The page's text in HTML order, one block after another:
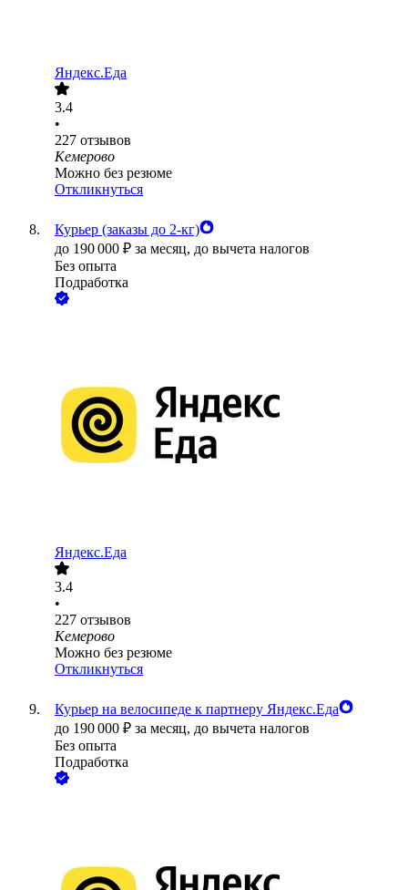
Яндекс.Еда
3.4
•
227 отзывов
Кемерово
Можно без резюме
Откликнуться
Курьер (заказы до 2-кг)
до 190 000 ₽ за месяц, до вычета налогов
Без опыта
Подработка
Яндекс.Еда
3.4
•
227 отзывов
Кемерово
Можно без резюме
Откликнуться
Курьер на велосипеде к партнеру Яндекс.Еда
до 190 000 ₽ за месяц, до вычета налогов
Без опыта
Подработка